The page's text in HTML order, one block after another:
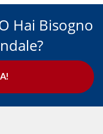
Hai Bisogno